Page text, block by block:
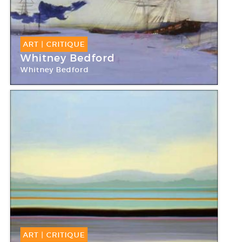
ART | CRITIQUE
Whitney Bedford
Whitney Bedford
ART CRITIQUE